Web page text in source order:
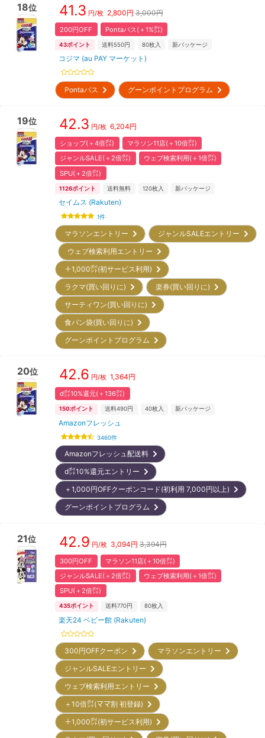
18位 41.3 円/枚 2,800円 3,000円
200円OFF Pontaパス(＋1%㌽)
43ポイント 送料550円 80枚入 新パッケージ
コジマ (au PAY マーケット)
Pontaパス グーンポイントプログラム
19位 42.3 円/枚 6,204円
ショップ(＋4倍㌽)
マラソン11店(＋10倍㌽)
ジャンルSALE(＋2倍㌽)
ウェブ検索利用(＋1倍㌽)
SPU(＋2倍㌽)
1126ポイント 送料無料 120枚入 新パッケージ
セイムス (Rakuten)
1件
マラソンエントリー
ジャンルSALEエントリー
ウェブ検索利用エントリー
＋1,000㌽(初サービス利用)
ラクマ(買い回りに)
楽券(買い回りに)
サーティワン(買い回りに)
食パン袋(買い回りに)
グーンポイントプログラム
20位 42.6 円/枚 1,364円
d㌽10%還元(＋136㌽)
150ポイント 送料490円 40枚入 新パッケージ
Amazonフレッシュ
3460件
Amazonフレッシュ配送料
d㌽10%還元エントリー
＋1,000円OFFクーポンコード(初利用 7,000円以上)
グーンポイントプログラム
21位 42.9 円/枚 3,094円 3,394円
300円OFF
マラソン11店(＋10倍㌽)
ジャンルSALE(＋2倍㌽)
ウェブ検索利用(＋1倍㌽)
SPU(＋2倍㌽)
435ポイント 送料770円 80枚入
楽天24 ベビー館 (Rakuten)
300円OFFクーポン
マラソンエントリー
ジャンルSALEエントリー
ウェブ検索利用エントリー
＋10倍㌽(ママ割 初登録)
＋1,000㌽(初サービス利用)